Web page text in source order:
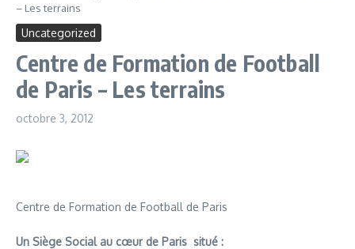
– Les terrains
Uncategorized
Centre de Formation de Football
de Paris – Les terrains
octobre 3, 2012
Centre de Formation de Football de Paris
Un Siège Social au cœur de Paris situé :